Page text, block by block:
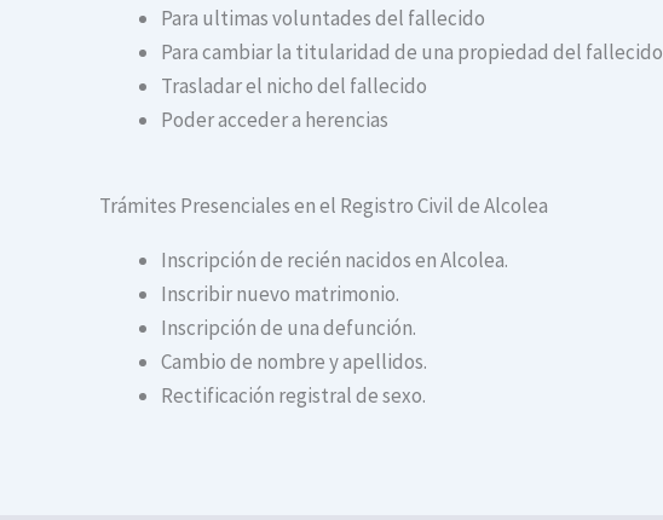
Para ultimas voluntades del fallecido
Para cambiar la titularidad de una propiedad del fallecido
Trasladar el nicho del fallecido
Poder acceder a herencias
Trámites Presenciales en el Registro Civil de Alcolea
Inscripción de recién nacidos en Alcolea.
Inscribir nuevo matrimonio.
Inscripción de una defunción.
Cambio de nombre y apellidos.
Rectificación registral de sexo.